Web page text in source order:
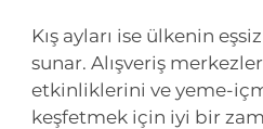
Kış ayları ise ülkenin
sunar. Alışveriş
etkinliklerini ve yeme-
keşfetmek için iyi bir